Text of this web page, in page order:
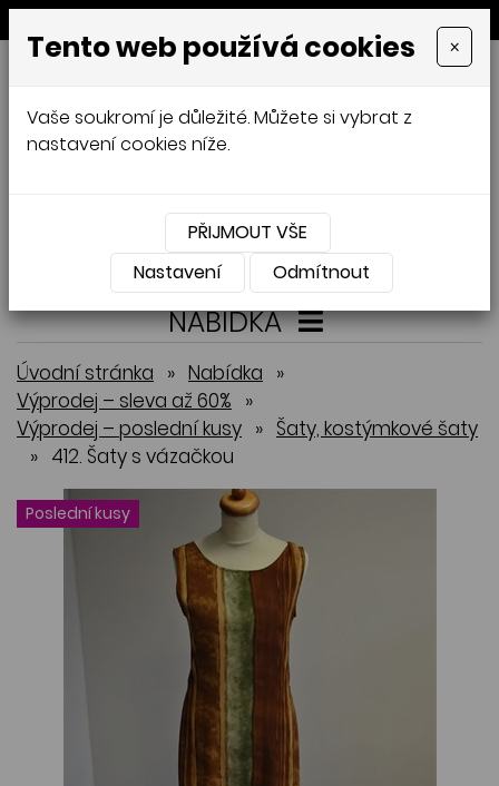
MENU
GALAMODA-XXL
Jana Mládková
XXL,ČESKÁ VÝROBA
Přihlásit Košík 0
NABÍDKA
Úvodní stránka » Nabídka »
Výprodej – sleva až 60% »
Výprodej – poslední kusy » Šaty, kostýmkové šaty
» 412. Šaty s vázačkou
Poslední kusy
Tento web používá cookies ×
Vaše soukromí je důležité. Můžete si vybrat z
nastavení cookies níže.
PŘIJMOUT VŠE
Nastavení
Odmítnout